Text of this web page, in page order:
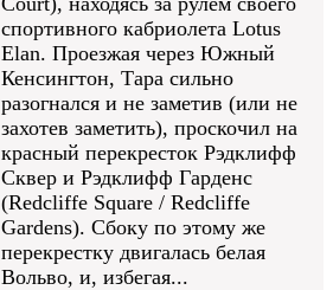
спортивного кабриолета Lotus
Elan. Проезжая через Южный
Кенсингтон, Тара сильно
разогнался и не заметив (или не
захотев заметить), проскочил на
красный перекресток Рэдклифф
Сквер и Рэдклифф Гарденс
(Redcliffe Square / Redcliffe
Gardens). Сбоку по этому же
перекрестку двигалась белая
Вольво, и, избегая...